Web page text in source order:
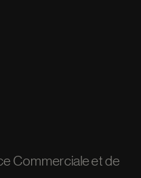
Commerciale et de